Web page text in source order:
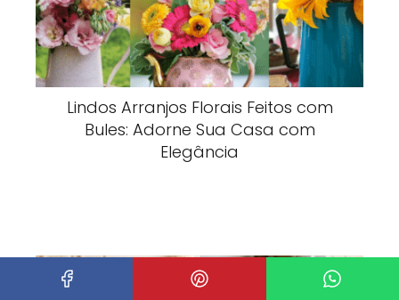
Lindos Arranjos Florais Feitos com
Bules: Adorne Sua Casa com
Elegância